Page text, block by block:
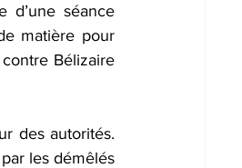
d’une séance
matière pour
Bélizaire
des autorités.
les démêlés